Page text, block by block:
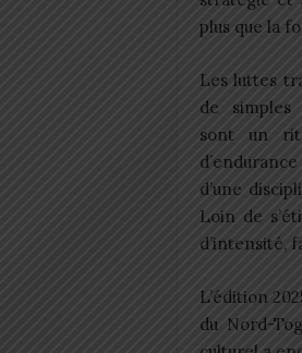
plus que la
Les luttes
de simples
sont un
d’une
Loin de
d’intensité,
L’édition
du Nord-